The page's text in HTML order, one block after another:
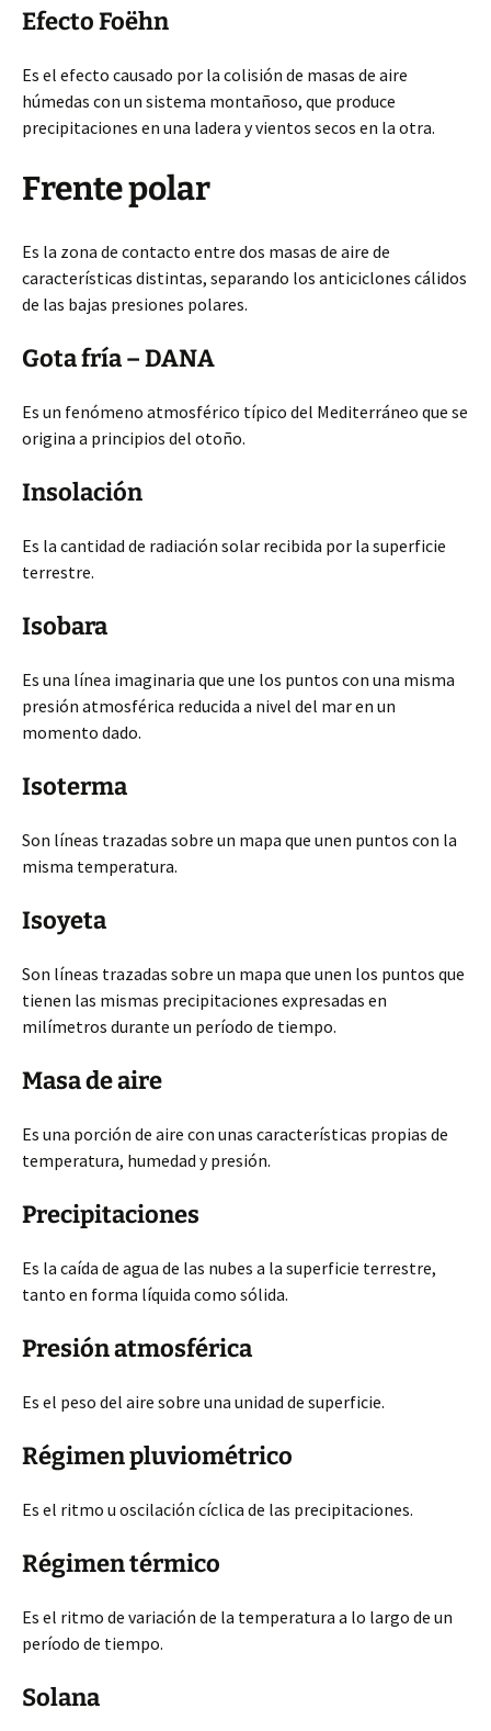
Efecto Foëhn
Es el efecto causado por la colisión de masas de aire
húmedas con un sistema montañoso, que produce
precipitaciones en una ladera y vientos secos en la otra.
Frente polar
Es la zona de contacto entre dos masas de aire de
características distintas, separando los anticiclones cálidos
de las bajas presiones polares.
Gota fría – DANA
Es un fenómeno atmosférico típico del Mediterráneo que se
origina a principios del otoño.
Insolación
Es la cantidad de radiación solar recibida por la superficie
terrestre.
Isobara
Es una línea imaginaria que une los puntos con una misma
presión atmosférica reducida a nivel del mar en un
momento dado.
Isoterma
Son líneas trazadas sobre un mapa que unen puntos con la
misma temperatura.
Isoyeta
Son líneas trazadas sobre un mapa que unen los puntos que
tienen las mismas precipitaciones expresadas en
milímetros durante un período de tiempo.
Masa de aire
Es una porción de aire con unas características propias de
temperatura, humedad y presión.
Precipitaciones
Es la caída de agua de las nubes a la superficie terrestre,
tanto en forma líquida como sólida.
Presión atmosférica
Es el peso del aire sobre una unidad de superficie.
Régimen pluviométrico
Es el ritmo u oscilación cíclica de las precipitaciones.
Régimen térmico
Es el ritmo de variación de la temperatura a lo largo de un
período de tiempo.
Solana